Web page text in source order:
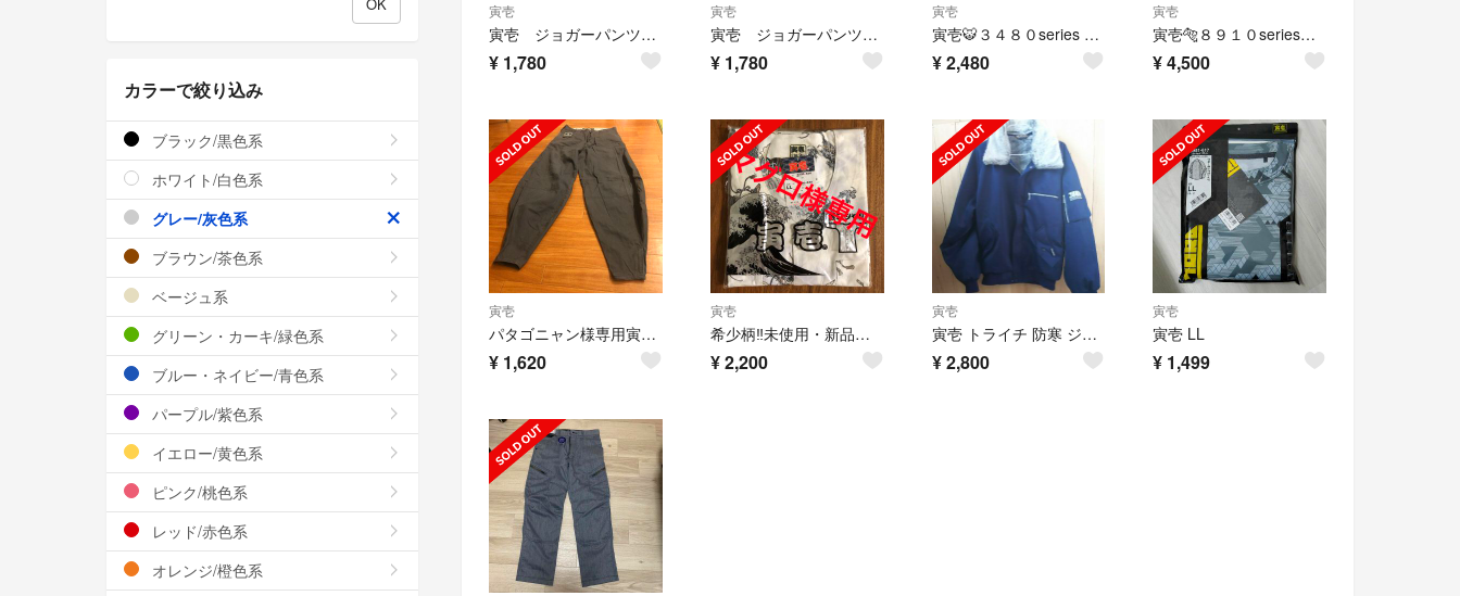
寅壱
寅壱 ジョガーパンツ Ｌサイズ 新品•未使用
¥ 1,780
寅壱
寅壱 ジョガーパンツ Ｌサイズ 新品未使用
¥ 1,780
寅壱
寅壱🐯３４８０series ブルゾン黒M 古着(きれい)
¥2,480
寅壱
寅壱🐅８９１０seriesデニムセットアップ古着
¥4,500
寅壱
パタゴニャン様専用寅壱 超超ロング82 寅壱謹製ニッカポッカ 作業着 中古
¥ 1,620
寅壱
希少柄‼️未使用・新品！寅壱 鯉口シャツ 長袖 龍×兜 LL
¥2,200
寅壱
寅壱 トライチ 防寒 ジャンパー
¥2,800
寅壱
寅壱 LL
¥ 1,499
カラーで絞り込み
ブラック/黒色系
ホワイト/白色系
グレー/灰色系
ブラウン/茶色系
ベージュ系
グリーン・カーキ/緑色系
ブルー・ネイビー/青色系
パープル/紫色系
イエロー/黄色系
ピンク/桃色系
レッド/赤色系
オレンジ/橙色系